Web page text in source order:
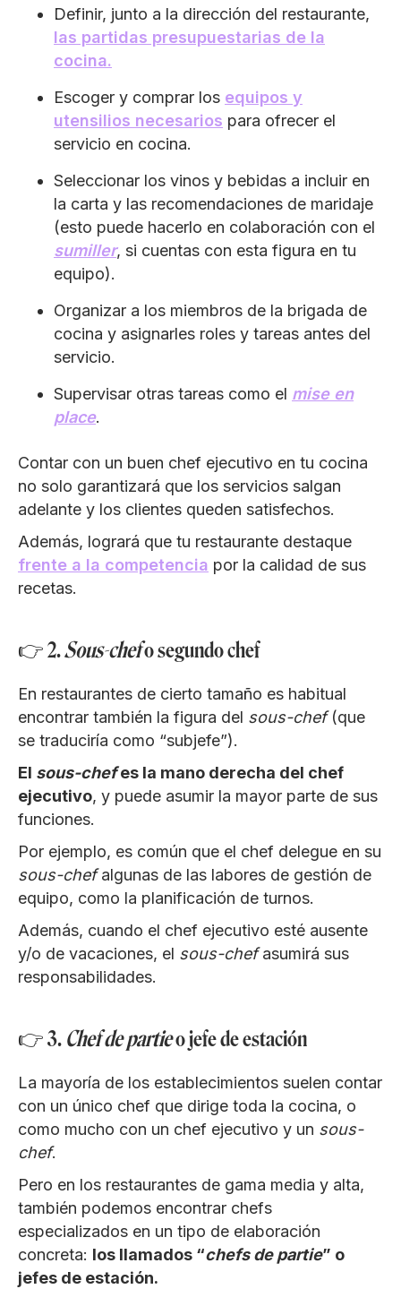
Definir, junto a la dirección del restaurante,
las partidas presupuestarias de la
cocina.
Escoger y comprar los equipos y
utensilios necesarios para ofrecer el
servicio en cocina.
Seleccionar los vinos y bebidas a incluir en
la carta y las recomendaciones de maridaje
(esto puede hacerlo en colaboración con el
sumiller, si cuentas con esta figura en tu
equipo).
Organizar a los miembros de la brigada de
cocina y asignarles roles y tareas antes del
servicio.
Supervisar otras tareas como el mise en
place.
Contar con un buen chef ejecutivo en tu cocina
no solo garantizará que los servicios salgan
adelante y los clientes queden satisfechos.
Además, logrará que tu restaurante destaque
frente a la competencia por la calidad de sus
recetas.
👉 2.Sous-chefo segundo chef
En restaurantes de cierto tamaño es habitual
encontrar también la figura del sous-chef(que
se traduciría como “subjefe”).
El sous-chefes la mano derecha del chef
ejecutivo, y puede asumir la mayor parte de sus
funciones.
Por ejemplo, es común que el chef delegue en su
sous-chefalgunas de las labores de gestión de
equipo, como la planificación de turnos.
Además, cuando el chef ejecutivo esté ausente
y/o de vacaciones, el sous-chefasumirá sus
responsabilidades.
👉 3. Chef de partieo jefe de estación
La mayoría de los establecimientos suelen contar
con un único chef que dirige toda la cocina, o
como mucho con un chef ejecutivo y un sous-
chef.
Pero en los restaurantes de gama media y alta,
también podemos encontrar chefs
especializados en un tipo de elaboración
concreta: los llamados “chefs de partie” o
jefes de estación.